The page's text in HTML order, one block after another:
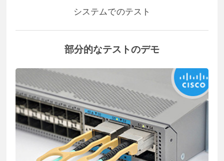
システムでのテスト
部分的なテストのデモ